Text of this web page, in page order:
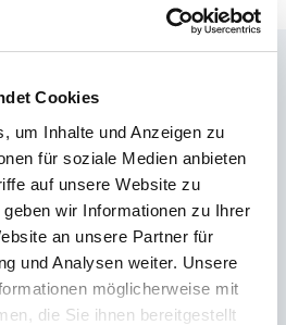
Cookies
um Inhalte und Anzeigen zu
für soziale Medien anbieten
auf unsere Website zu
wir Informationen zu Ihrer
an unsere Partner für
und Analysen weiter. Unsere
möglicherweise mit
die Sie ihnen bereitgestellt
Antwort gefunden oder möchtest mehr
Unser Kundenservice
steht dir mit Rat
und persönlich. Egal ob technische
Nutzung: Wir sind für dich da.